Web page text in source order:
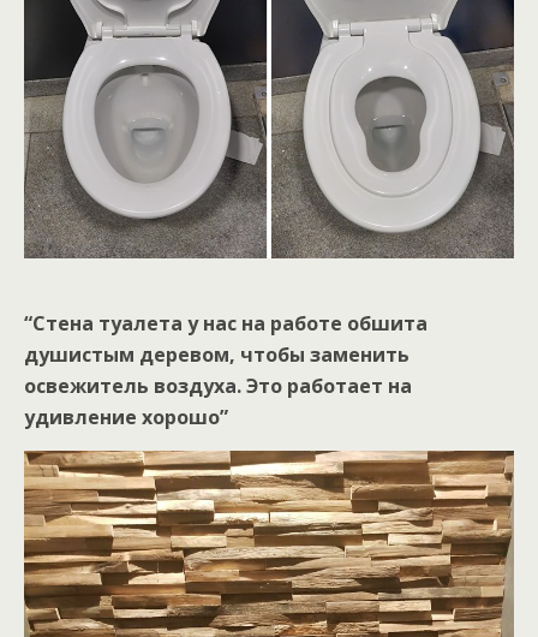
“Стена туалета у нас на работе обшита
душистым деревом, чтобы заменить
освежитель воздуха. Это работает на
удивление хорошо”